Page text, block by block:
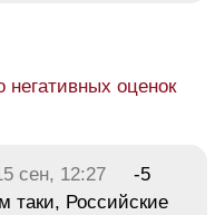
оценок
сен, 12:27
-5
Российские